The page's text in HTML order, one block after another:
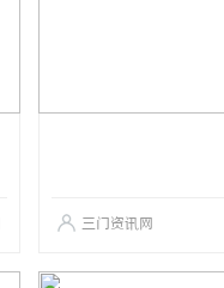
三门资讯网